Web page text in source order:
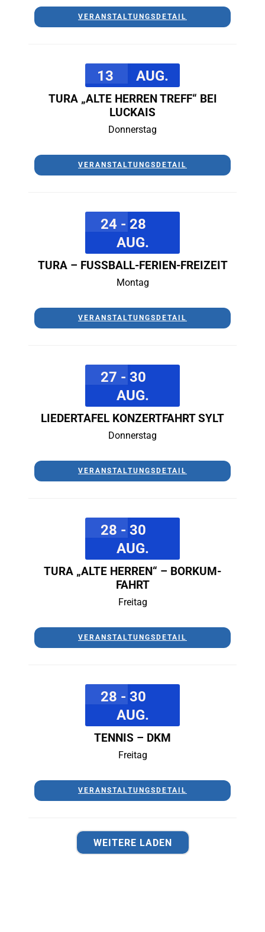
VERANSTALTUNGSDETAIL
13 AUG.
TURA „ALTE HERREN TREFF“ BEI
LUCKAIS
Donnerstag
VERANSTALTUNGSDETAIL
24 - 28
AUG.
TURA – FUSSBALL-FERIEN-FREIZEIT
Montag
VERANSTALTUNGSDETAIL
27 - 30
AUG.
LIEDERTAFEL KONZERTFAHRT SYLT
Donnerstag
VERANSTALTUNGSDETAIL
28 - 30
AUG.
TURA „ALTE HERREN“ – BORKUM-
FAHRT
Freitag
VERANSTALTUNGSDETAIL
28 - 30
AUG.
TENNIS – DKM
Freitag
VERANSTALTUNGSDETAIL
WEITERE LADEN